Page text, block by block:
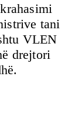
tani
VLEN
drejtori